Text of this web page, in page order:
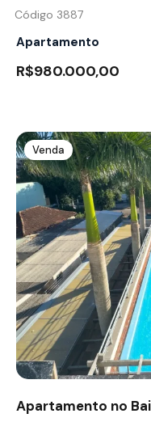
Código 3887
Apartamento
R$980.000,00
Venda
Apartamento no